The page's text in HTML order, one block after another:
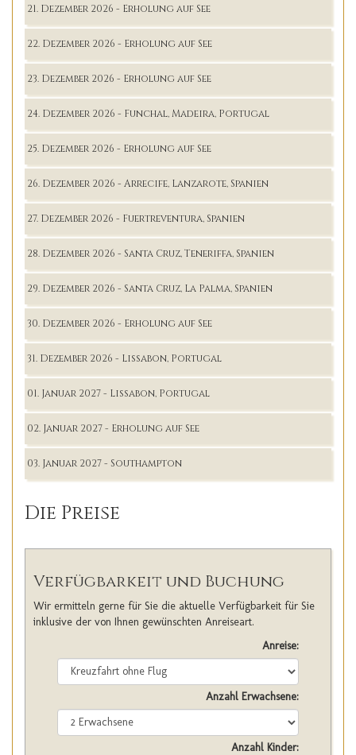
21. Dezember 2026 - Erholung auf See
22. Dezember 2026 - Erholung auf See
23. Dezember 2026 - Erholung auf See
24. Dezember 2026 - Funchal, Madeira, Portugal
25. Dezember 2026 - Erholung auf See
26. Dezember 2026 - Arrecife, Lanzarote, Spanien
27. Dezember 2026 - Fuertreventura, Spanien
28. Dezember 2026 - Santa Cruz, Teneriffa, Spanien
29. Dezember 2026 - Santa Cruz, La Palma, Spanien
30. Dezember 2026 - Erholung auf See
31. Dezember 2026 - Lissabon, Portugal
01. Januar 2027 - Lissabon, Portugal
02. Januar 2027 - Erholung auf See
03. Januar 2027 - Southampton
Die Preise
Verfügbarkeit und Buchung
Wir ermitteln gerne für Sie die aktuelle Verfügbarkeit für Sie
inklusive der von Ihnen gewünschten Anreiseart.
Anreise:
Anzahl Erwachsene:
Anzahl Kinder: